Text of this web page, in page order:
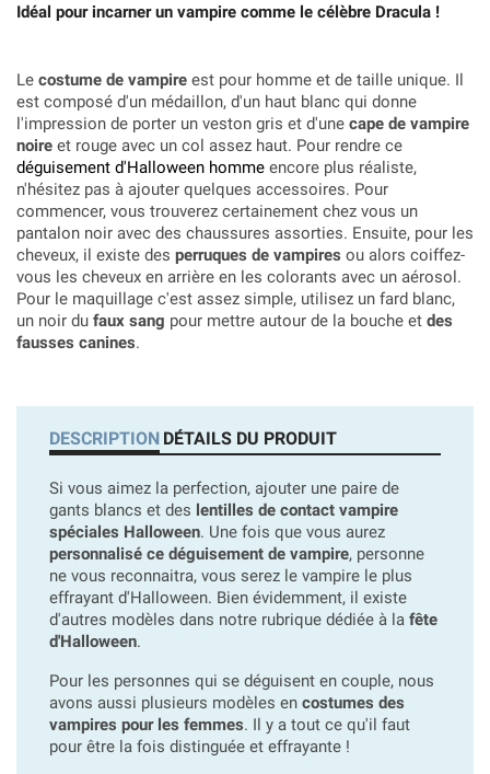
Idéal pour incarner un vampire comme le célèbre Dracula !
Le costume de vampire est pour homme et de taille unique. Il
est composé d'un médaillon, d'un haut blanc qui donne
l'impression de porter un veston gris et d'une cape de vampire
noire et rouge avec un col assez haut. Pour rendre ce
déguisement d'Halloween homme encore plus réaliste,
n'hésitez pas à ajouter quelques accessoires. Pour
commencer, vous trouverez certainement chez vous un
pantalon noir avec des chaussures assorties. Ensuite, pour les
cheveux, il existe des perruques de vampires ou alors coiffez-
vous les cheveux en arrière en les colorants avec un aérosol.
Pour le maquillage c'est assez simple, utilisez un fard blanc,
un noir du faux sang pour mettre autour de la bouche et des
fausses canines.
DESCRIPTION DÉTAILS DU PRODUIT
Si vous aimez la perfection, ajouter une paire de
gants blancs et des lentilles de contact vampire
spéciales Halloween. Une fois que vous aurez
personnalisé ce déguisement de vampire, personne
ne vous reconnaitra, vous serez le vampire le plus
effrayant d'Halloween. Bien évidemment, il existe
d'autres modèles dans notre rubrique dédiée à la fête
d'Halloween.
Pour les personnes qui se déguisent en couple, nous
avons aussi plusieurs modèles en costumes des
vampires pour les femmes. Il y a tout ce qu'il faut
pour être la fois distinguée et effrayante !